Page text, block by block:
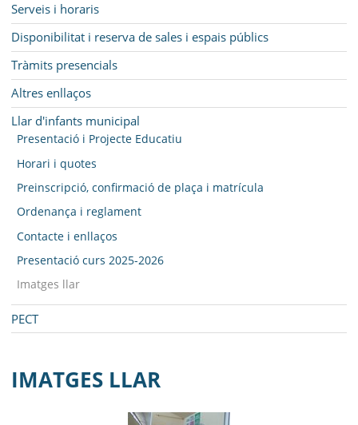
Serveis i horaris
Disponibilitat i reserva de sales i espais públics
Tràmits presencials
Altres enllaços
Llar d'infants municipal
Presentació i Projecte Educatiu
Horari i quotes
Preinscripció, confirmació de plaça i matrícula
Ordenança i reglament
Contacte i enllaços
Presentació curs 2025-2026
Imatges llar
PECT
IMATGES LLAR